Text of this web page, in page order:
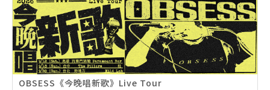
OBSESS《今晚唱新歌》Live Tour